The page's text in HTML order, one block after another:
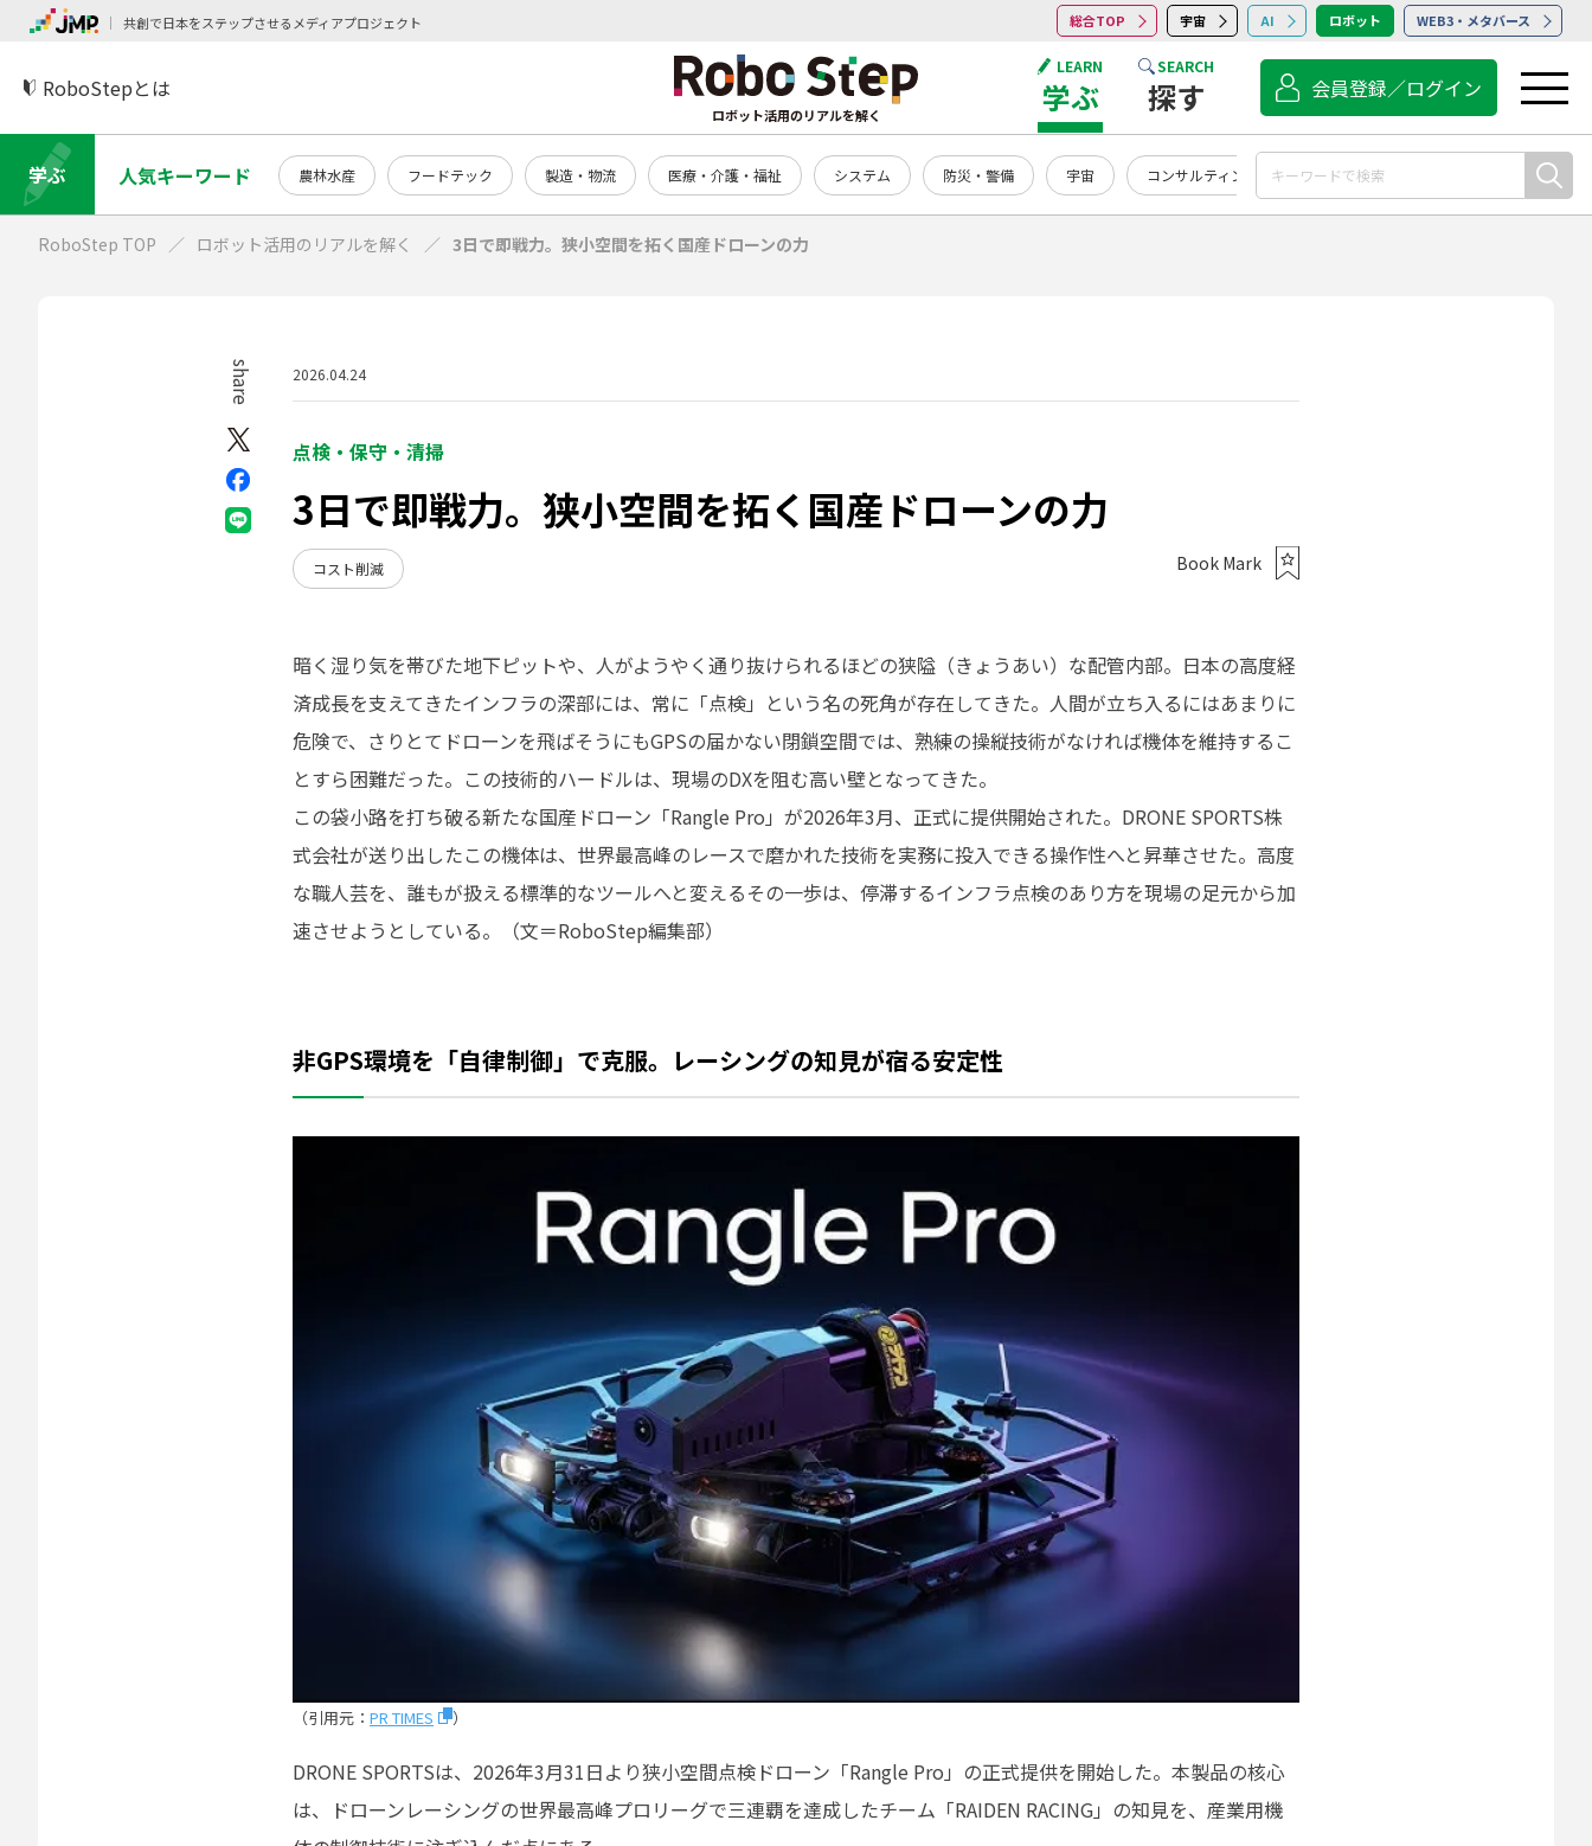
共創で日本をステップさせるメディアプロジェクト 総合TOP 宇宙 AI ロボット WEB3・メタバース
ロボット活用のリアルを解く
RoboStepとは
LEARN
学ぶ
SEARCH
探す 会員登録／ログイン
学ぶ 人気キーワード 農林水産 フードテック 製造・物流 医療・介護・福祉 システム 防災・警備 宇宙 コンサルティング 点検・保守・清掃
RoboStep TOP ロボット活用のリアルを解く 3日で即戦力。狭小空間を拓く国産ドローンの力
2026.04.24
点検・保守・清掃
3日で即戦力。狭小空間を拓く国産ドローンの力
コスト削減 Book Mark
暗く湿り気を帯びた地下ピットや、人がようやく通り抜けられるほどの狭隘（きょうあい） な配管内部。日本の高度経
済成長を支えてきたインフラの深部には、常に「点検」という名の死角が存在してきた。人間が立ち入るにはあまりに
危険で、さりとてドローンを飛ばそうにもGPSの届かない閉鎖空間では、熟練の操縦技術がなければ機体を維持するこ
とすら困難だった。この技術的ハードルは、現場のDXを阻む高い壁となってきた。
この袋小路を打ち破る新たな国産ドローン「Rangle Pro」が2026年3月、正式に提供開始された。DRONE SPORTS株
式会社が送り出したこの機体は、世界最高峰のレースで磨かれた技術を実務に投入できる操作性へと昇華させた。高度
な職人芸を、誰もが扱える標準的なツールへと変えるその一歩は、停滞するインフラ点検のあり方を現場の足元から加
速させようとしている。（文＝RoboStep編集部）
非GPS環境を「自律制御」で克服。レーシングの知見が宿る安定性
（引用元： PR TIMES ）
DRONE SPORTSは、2026年3月31日より狭小空間点検ドローン「Rangle Pro」の正式提供を開始した。本製品の核心
は、ドローンレーシングの世界最高峰プロリーグで三連覇を達成したチーム「RAIDEN RACING」の知見を、産業用機
share